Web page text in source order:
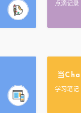
点滴记录
当
学习笔记